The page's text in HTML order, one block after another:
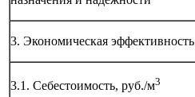
3. Экономическая эффективность
3.1. Себестоимость, руб./м3